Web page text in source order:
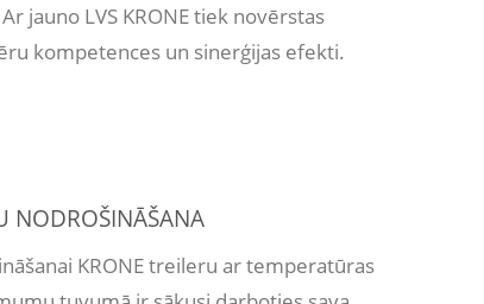
jauno LVS KRONE tiek novērstas
kompetences un sinerģijas efekti.
NODROŠINĀŠANA
KRONE treileru ar temperatūras